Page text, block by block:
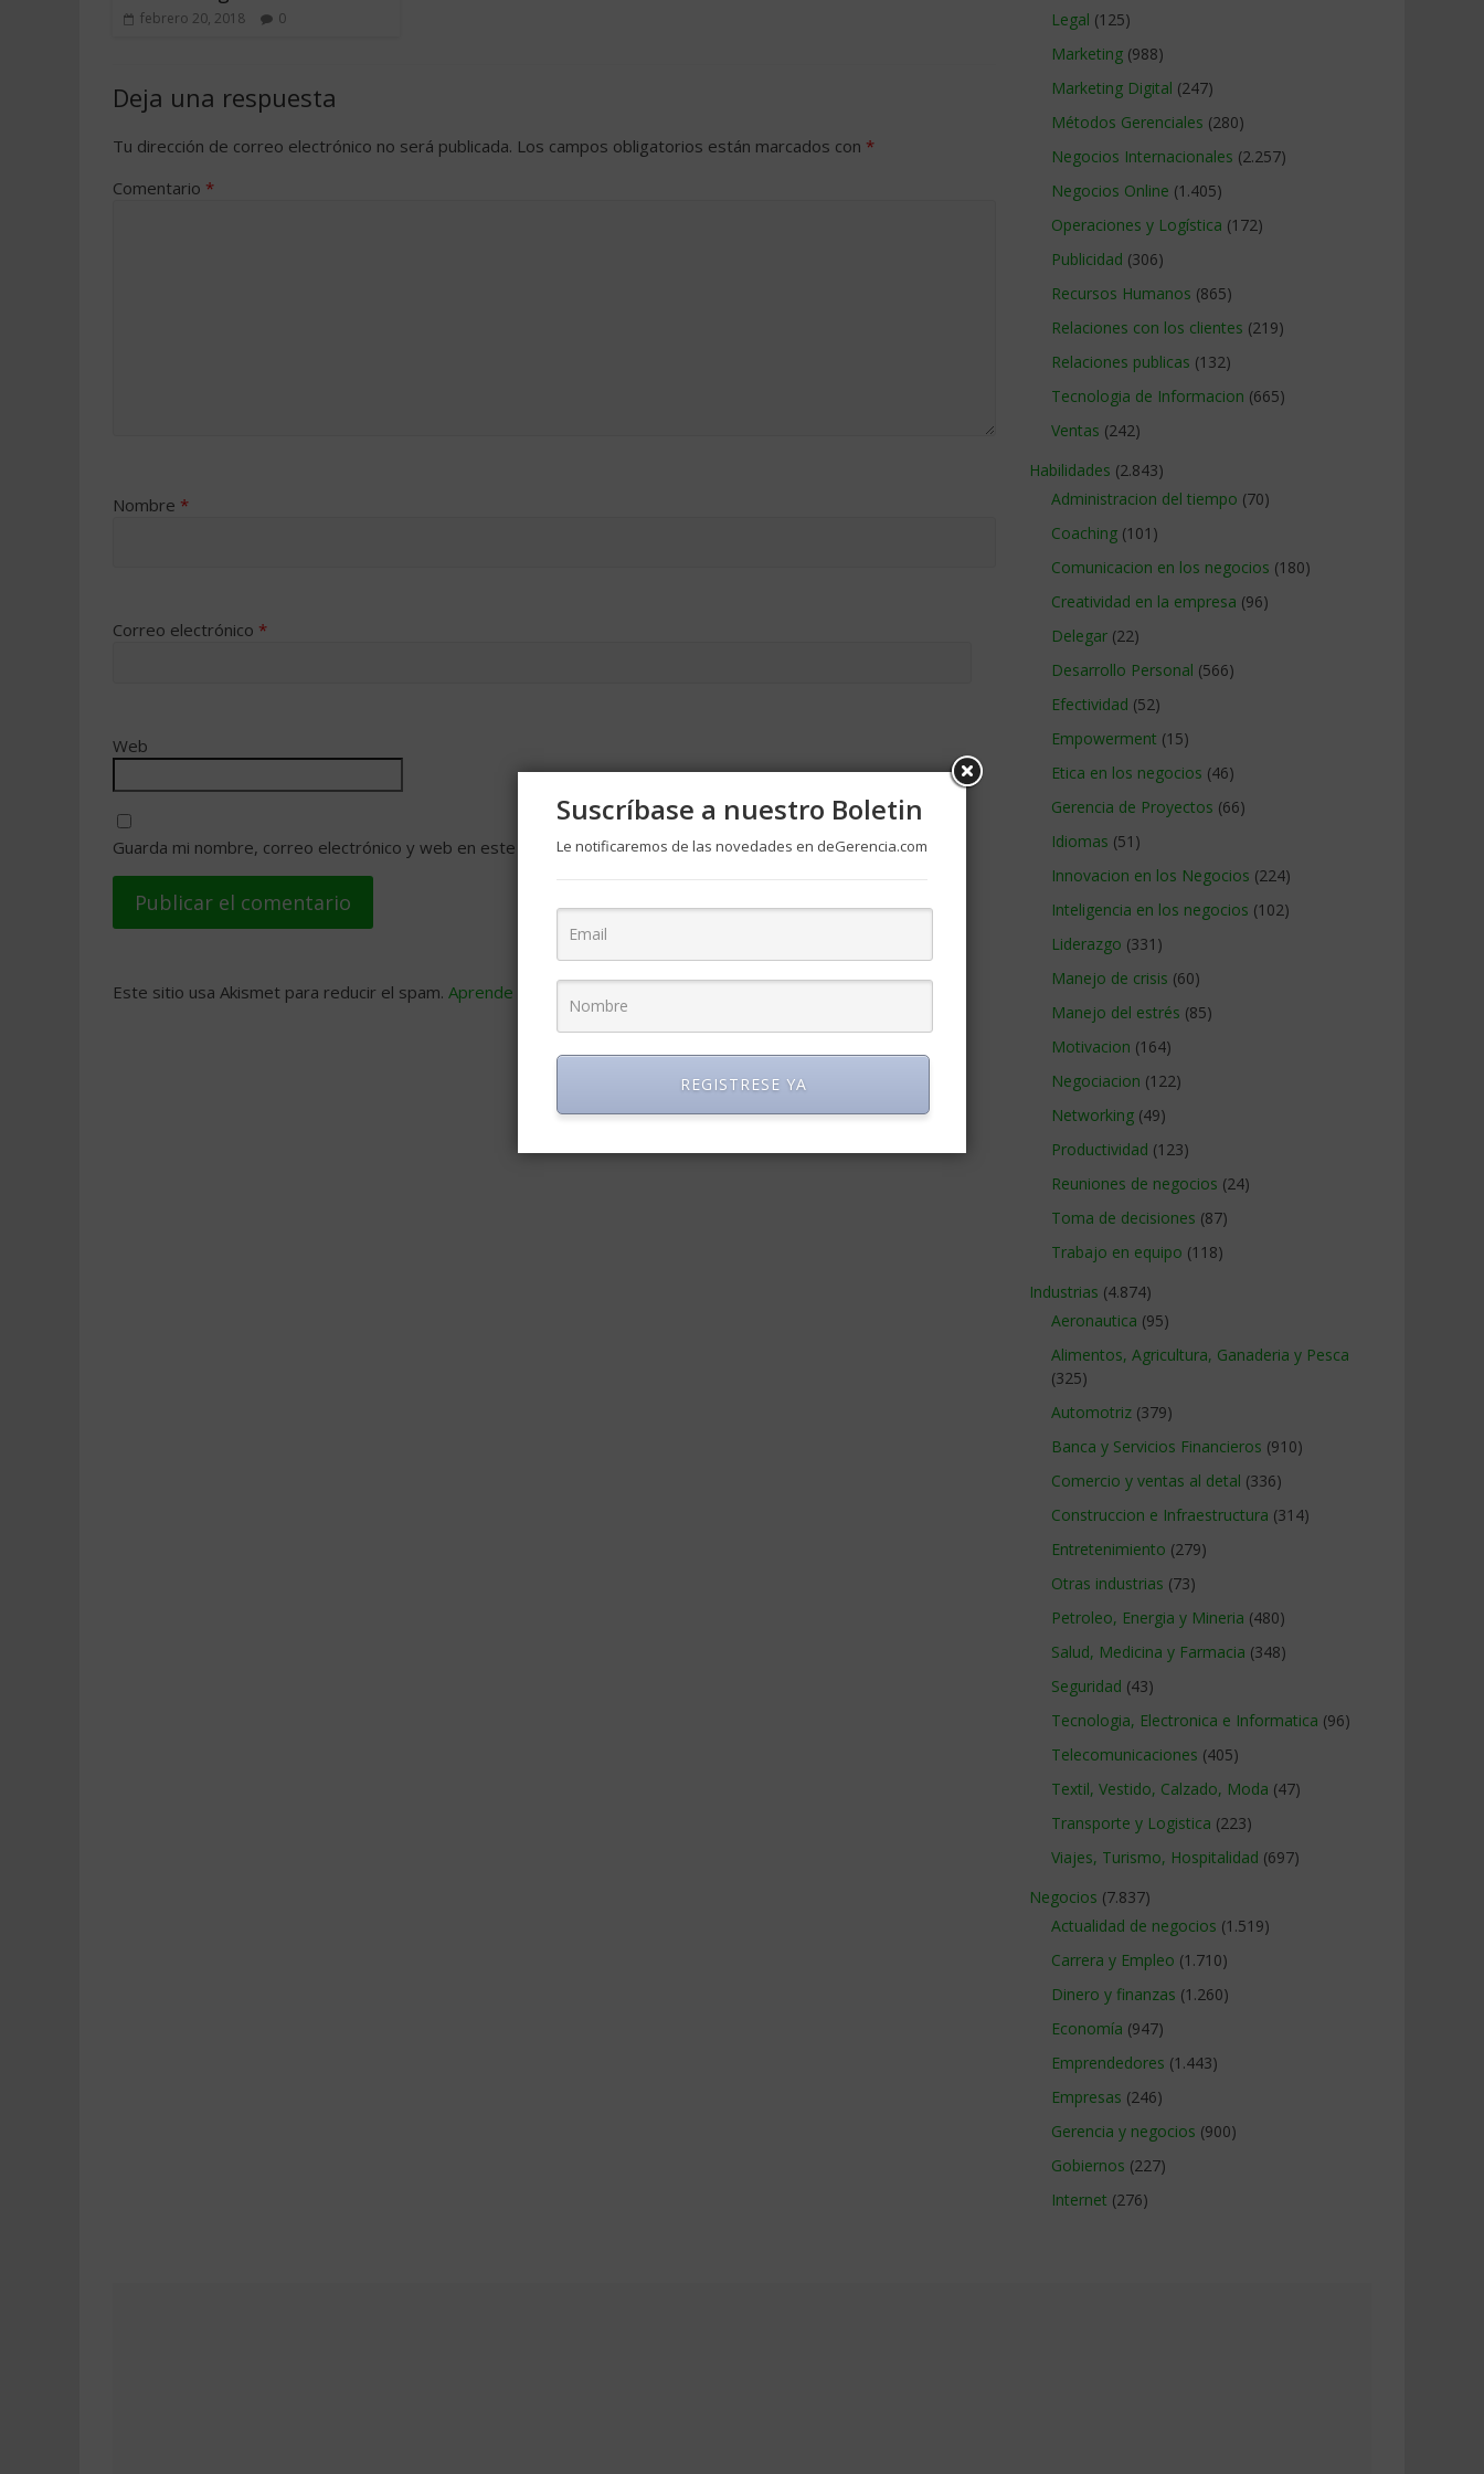
febrero 20, 2018 0
Deja una respuesta
Tu dirección de correo electrónico no será publicada. Los campos obligatorios están marcados con *
Comentario *
Nombre *
Correo electrónico *
Web
Guarda mi nombre, correo electrónico y web en este navegador para la próxima vez que comente.
Este sitio usa Akismet para reducir el spam. Aprende cómo se procesan los datos de tus comentarios
Legal (125)
Marketing (988)
Marketing Digital (247)
Métodos Gerenciales (280)
Negocios Internacionales (2.257)
Negocios Online (1.405)
Operaciones y Logística (172)
Publicidad (306)
Recursos Humanos (865)
Relaciones con los clientes (219)
Relaciones publicas (132)
Tecnologia de Informacion (665)
Ventas (242)
Habilidades (2.843)
Administracion del tiempo (70)
Coaching (101)
Comunicacion en los negocios (180)
Creatividad en la empresa (96)
Delegar (22)
Desarrollo Personal (566)
Efectividad (52)
Empowerment (15)
Etica en los negocios (46)
Gerencia de Proyectos (66)
Idiomas (51)
Innovacion en los Negocios (224)
Inteligencia en los negocios (102)
Liderazgo (331)
Manejo de crisis (60)
Manejo del estrés (85)
Motivacion (164)
Negociacion (122)
Networking (49)
Productividad (123)
Reuniones de negocios (24)
Toma de decisiones (87)
Trabajo en equipo (118)
Industrias (4.874)
Aeronautica (95)
Alimentos, Agricultura, Ganaderia y Pesca
(325)
Automotriz (379)
Banca y Servicios Financieros (910)
Comercio y ventas al detal (336)
Construccion e Infraestructura (314)
Entretenimiento (279)
Otras industrias (73)
Petroleo, Energia y Mineria (480)
Salud, Medicina y Farmacia (348)
Seguridad (43)
Tecnologia, Electronica e Informatica (96)
Telecomunicaciones (405)
Textil, Vestido, Calzado, Moda (47)
Transporte y Logistica (223)
Viajes, Turismo, Hospitalidad (697)
Negocios (7.837)
Actualidad de negocios (1.519)
Carrera y Empleo (1.710)
Dinero y finanzas (1.260)
Economía (947)
Emprendedores (1.443)
Empresas (246)
Gerencia y negocios (900)
Gobiernos (227)
Internet (276)
Suscríbase a nuestro Boletin
Le notificaremos de las novedades en deGerencia.com
REGISTRESE YA